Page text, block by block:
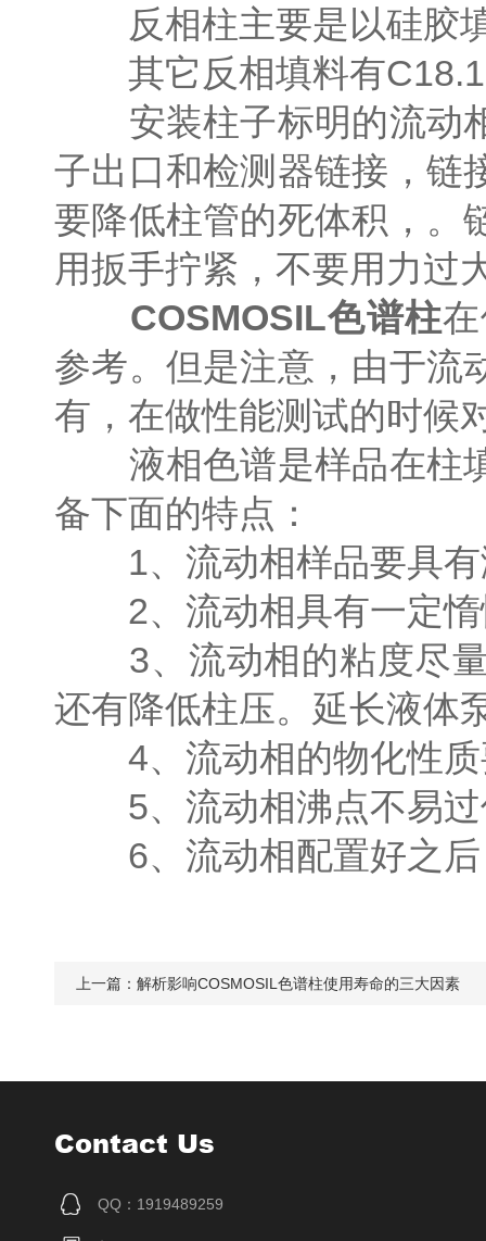
反相柱主要是以硅胶填
其它反相填料有C18.18
安装柱子标明的流动相
子出口和检测器链接，链
要降低柱管的死体积，。
用扳手拧紧，不要用力过
COSMOSIL色谱柱
参考。但是注意，由于流
有，在做性能测试的时候
液相色谱是样品在柱填
备下面的特点：
1、流动相样品要具有
2、流动相具有一定惰
3、流动相的粘度尽量
还有降低柱压。延长液体
4、流动相的物化性质
5、流动相沸点不易过
6、流动相配置好之后
上一篇： 解析影响COSMOSIL色谱柱使用寿命的三大因素
Contact Us
QQ：1919489259